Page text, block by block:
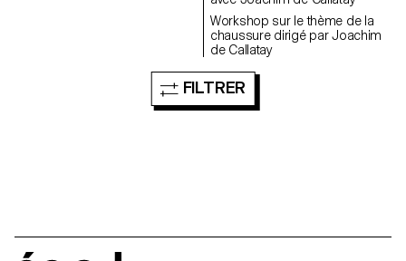
Workshop sur le thème de la
chaussure dirigé par Joachim
de Callatay
FILTRER